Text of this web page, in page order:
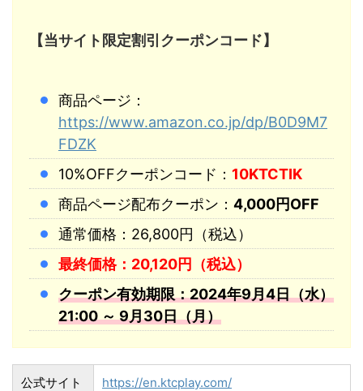
【当サイト限定割引クーポンコード】
商品ページ：
https://www.amazon.co.jp/dp/B0D9M7
FDZK
10%OFFクーポンコード： 10KTCTIK
商品ページ配布クーポン： 4,000円OFF
通常価格：26,800円（税込）
最終価格：20,120円（税込）
クーポン有効期限：2024年9月4日（水）
21:00 ～ 9月30日（月）
公式サイト https://en.ktcplay.com/